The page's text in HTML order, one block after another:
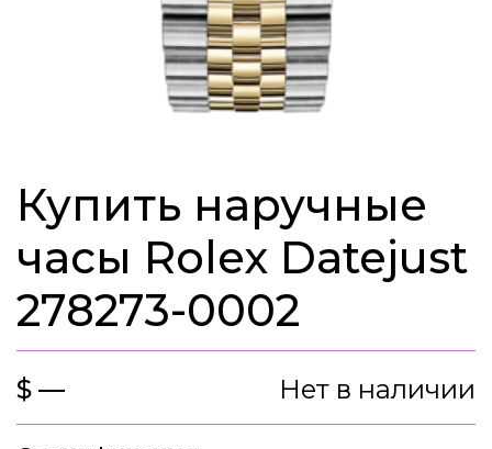
Купить наручные
часы Rolex Datejust
278273-0002
$ — Нет в наличии